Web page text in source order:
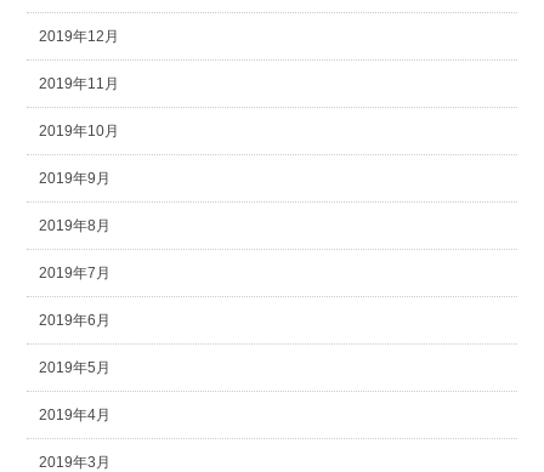
2019年12月
2019年11月
2019年10月
2019年9月
2019年8月
2019年7月
2019年6月
2019年5月
2019年4月
2019年3月